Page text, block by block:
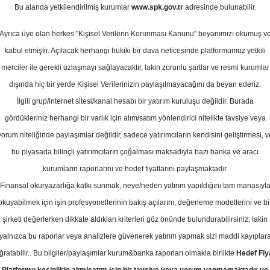
2026
Potansiyeli
Kurum Sayısı
15 11
Pazartesi, 04 Mayıs 2026
Yatırım CIMSA Hedef Fiyat
CIMSA - Çimsa için hedef
yükseltti, tavsiyesini Endeks
Bu alanda yetkilendirilmiş kurumlar www.spk.gov.tradresinde bulunabilir.
Ayrıca üye olan herkes "Kişisel Verilerin Korunması Kanunu" beyanımızı okumuş ve
kabul etmiştir. Açılacak herhangi hukiki bir dava neticesinde platformumuz yetkili
merciler ile gerekli uzlaşmayı sağlayacaktır, lakin zorunlu şartlar ve resmi kurumlar
dışında hiç bir yerde Kişisel Verilerinizin paylaşılmayacağını da beyan ederiz.
İlgili grup/internet sitesi/kanal hesabı bir yatırım kuruluşu değildir. Burada
gördükleriniz herhangi bir varlık için alım/satım yönlendirici nitelikte tavsiye veya
niteliğinde paylaşımlar değildir, sadece yatırımcıların kendisini geliştirmesi,
bu piyasada bilinçli yatırımcıların çoğalması maksadıyla bazı banka ve aracı
kurumların raporlarını ve hedef fiyatlarını paylaşmaktadır.
Finansal okuryazarlığa katkı sunmak, neye/neden yatırım yapıldığını tam manasıyla
için işin profesyonellerinin bakış açılarını, değerleme modellerini ve
şirketi değerlerken dikkate aldıkları kriterleri göz önünde bulundurabilirsiniz, lakin
yalnızca bu raporlar veya analizlere güvenerek yatırım yapmak sizi maddi
Bu bilgiler/paylaşımlar kurum&banka raporları olmakla birlikte Hedef